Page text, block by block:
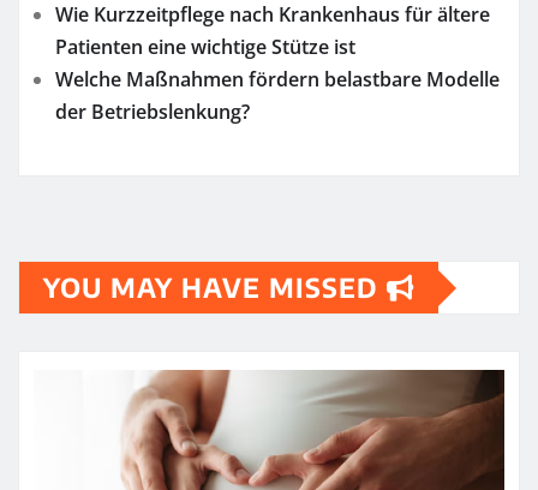
Wie Kurzzeitpflege nach Krankenhaus für ältere
Patienten eine wichtige Stütze ist
Welche Maßnahmen fördern belastbare Modelle
der Betriebslenkung?
YOU MAY HAVE MISSED